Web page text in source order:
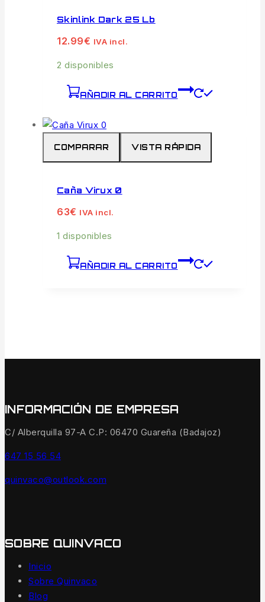
Skinlink Dark 25 Lb
12.99€ IVA incl.
2 disponibles
AÑADIR AL CARRITO
COMPARAR VISTA RÁPIDA
Caña Virux 0
63€ IVA incl.
1 disponibles
AÑADIR AL CARRITO
INFORMACIÓN DE EMPRESA
C/ Alberquilla 97-A C.P: 06470 Guareña (Badajoz)
647 15 56 54
quinvaco@outlook.com
SOBRE QUINVACO
Inicio
Sobre Quinvaco
Blog